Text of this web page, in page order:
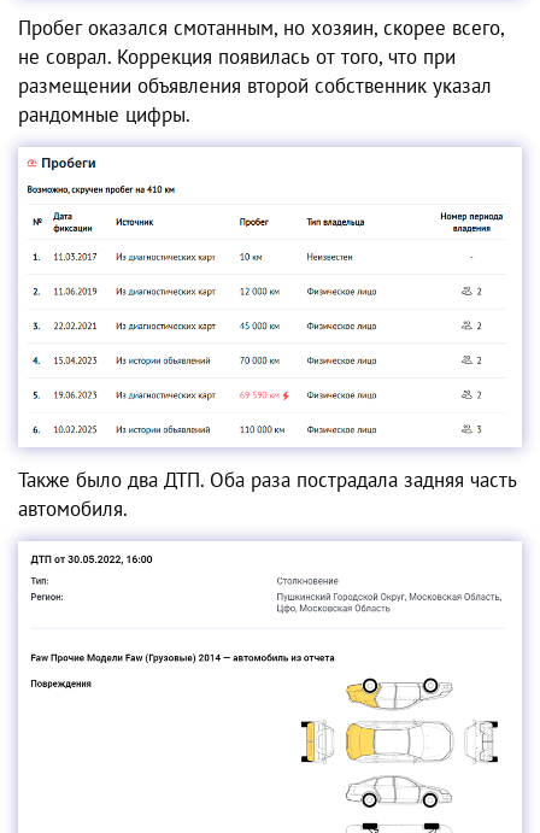
Пробег оказался смотанным, но хозяин, скорее всего,
не соврал. Коррекция появилась от того, что при
размещении объявления второй собственник указал
рандомные цифры.
Также было два ДТП. Оба раза пострадала задняя часть
автомобиля.